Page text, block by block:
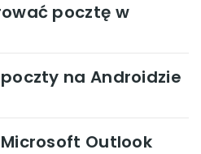
pocztę w
na Androidzie
Outlook